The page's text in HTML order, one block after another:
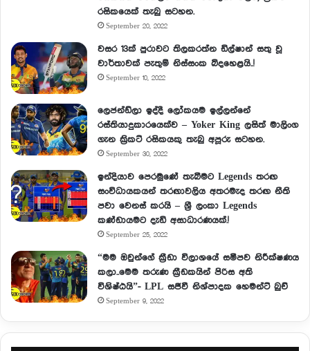
රසිකයෙක් තැබු සටහන.
September 20, 2022
වසර 13ක් පුරාවට තිලකරත්න ඩිල්ෂාන් සතු වූ
වාර්තාවක් පැතුම් නිස්සංක බිදහෙළයි..!
September 10, 2022
ලෙජන්ඩ්ලා ඉද්දී ලෝකයම ඉල්ලන්නේ
රස්තියාදුකාරයෙක්ව – Yoker King ලසිත් මාලිංග
ගැන ක්‍රිකට් රසිකයකු තැබු අපූරු සටහන.
September 30, 2022
ඉන්දියාව පෙරමුණේ තැබීමට Legends තරඟ
සංවිධායකයන් තරඟාවලිය අතරමැද තරඟ නීති
පවා වෙනස් කරයි – ශ්‍රී ලංකා Legends
කණ්ඩායමට දැඩි අසාධාරණයක්.!
September 25, 2022
“මම ඔවුන්ගේ ක්‍රීඩා විලාශයේ සමීපව නිරීක්ෂණය
කලා..මෙම තරුණ ක්‍රීඩකයින් පිරිස අති
විශිෂ්ඨයි”- LPL සජීවී නිශ්පාදක හෙමන්ට් බුච්
September 9, 2022